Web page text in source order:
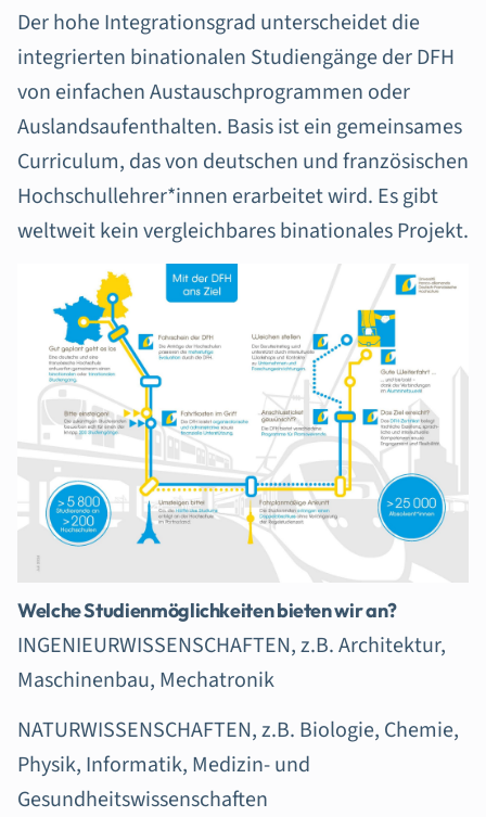
Der hohe Integrationsgrad unterscheidet die
integrierten binationalen Studiengänge der DFH
von einfachen Austauschprogrammen oder
Auslandsaufenthalten. Basis ist ein gemeinsames
Curriculum, das von deutschen und französischen
Hochschullehrer*innen erarbeitet wird. Es gibt
weltweit kein vergleichbares binationales Projekt.
Welche Studienmöglichkeiten bieten wir an?
INGENIEURWISSENSCHAFTEN, z.B. Architektur,
Maschinenbau, Mechatronik
NATURWISSENSCHAFTEN, z.B. Biologie, Chemie,
Physik, Informatik, Medizin- und
Gesundheitswissenschaften